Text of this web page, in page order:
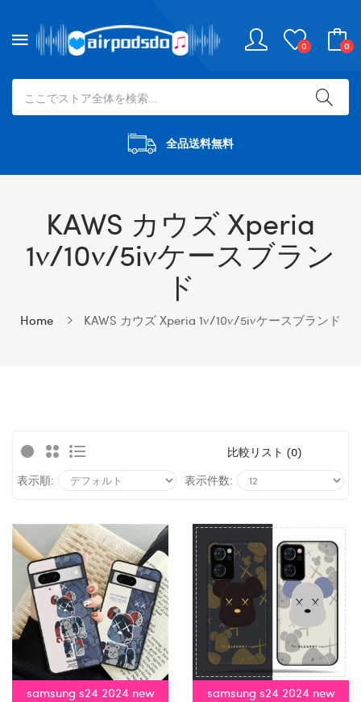
0 0
全品送料無料
KAWS カウズ Xperia
1v/10v/5ivケースブラン
ド
Home KAWS カウズ Xperia 1v/10v/5ivケースブランド
比較リスト (0)
表示順:
表示件数:
samsung s24 2024 new
samsung s24 2024 new